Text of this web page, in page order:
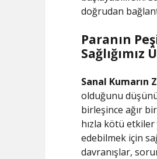
doğrudan
Paranın
Sanal Kumarın
olduğunu
birleşince ağır
hızla kötü etkiler
edebilmek için
davranışlar,